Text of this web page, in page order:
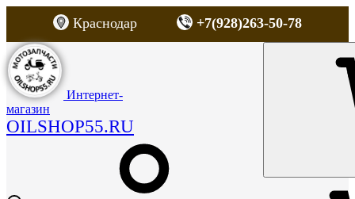
Краснодар +7(928)263-50-78
Интернет-
магазин
OILSHOP55.RU